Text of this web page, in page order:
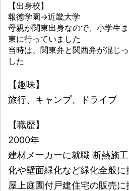
【出身校】
報徳学園→近畿大学
母親が関東出身なので、小学生
東に行っていました
当時は、関東弁と関西弁が混じ
した
【趣味】
旅行、キャンプ、ドライブ
【職歴】
2000年
建材メーカーに就職 断熱施
化や壁面緑化など緑化全般に
屋上庭園付戸建住宅の販売に